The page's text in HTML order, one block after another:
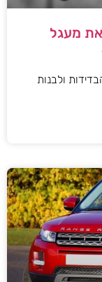
את מעגל
ולבנות